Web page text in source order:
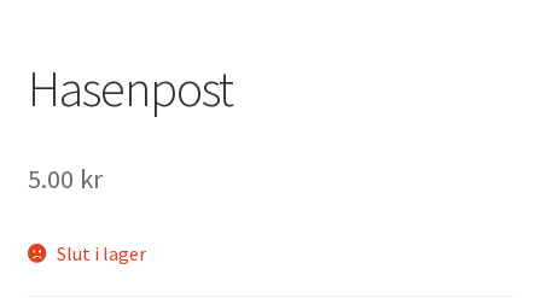
Hasenpost
5.00 kr
Slut i lager